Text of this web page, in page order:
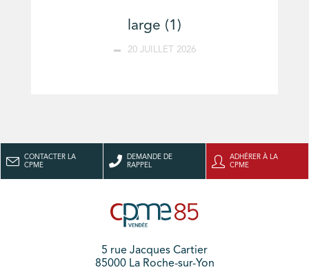
large (1)
20 JUILLET 2026
CONTACTER LA
CPME
DEMANDE DE
RAPPEL
ADHÉRER À LA
CPME
5 rue Jacques Cartier
85000 La Roche-sur-Yon